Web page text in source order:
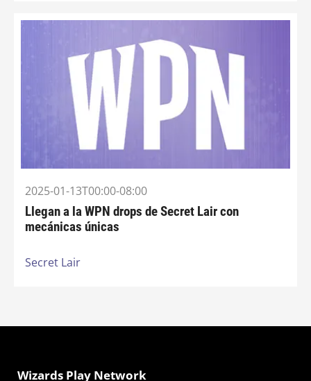
2025-01-13T00:00-08:00
Llegan a la WPN drops de Secret Lair con
mecánicas únicas
Secret Lair
Wizards Play Network